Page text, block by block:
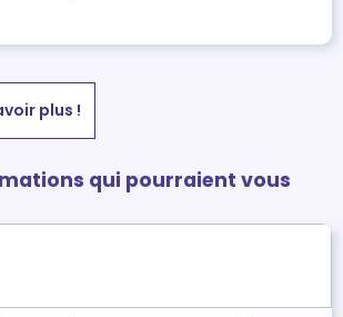
plus !
qui pourraient vous